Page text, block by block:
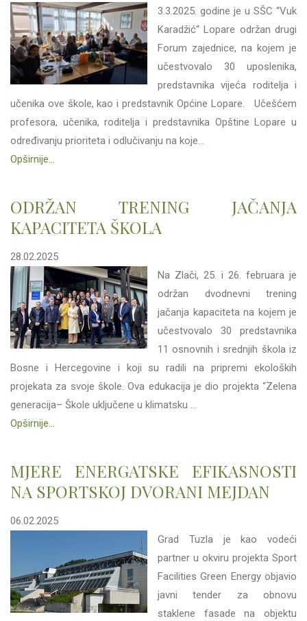
3.3.2025. godine je u SŠC “Vuk
Karadžić“ Lopare održan drugi
Forum zajednice, na kojem je
učestvovalo 30 uposlenika,
predstavnika vijeća roditelja i
učenika ove škole, kao i predstavnik Općine Lopare. Učešćem
profesora, učenika, roditelja i predstavnika Opštine Lopare u
određivanju prioriteta i odlučivanju na koje...
Opširnije...
ODRŽAN TRENING JAČANJA
KAPACITETA ŠKOLA
28.02.2025
Na Zlači, 25. i 26. februara je
održan dvodnevni trening
jačanja kapaciteta na kojem je
učestvovalo 30 predstavnika
11 osnovnih i srednjih škola iz
Bosne i Hercegovine i koji su radili na pripremi ekoloških
projekata za svoje škole. Ova edukacija je dio projekta “Zelena
generacija– Škole uključene u klimatsku ...
Opširnije...
MJERE ENERGATSKE EFIKASNOSTI
NA SPORTSKOJ DVORANI MEJDAN
06.02.2025
Grad Tuzla je kao vodeći
partner u okviru projekta Sport
Facilities Green Energy objavio
javni tender za obnovu
staklene fasade na objektu